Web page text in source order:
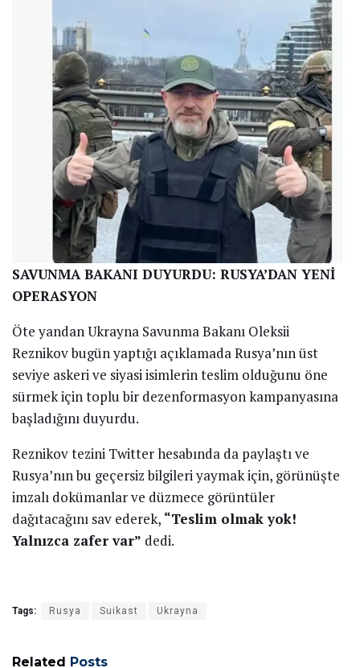
vermeyeceğiz. Burası bizim topraklarımız, gidin
buradan”dedi.
SUİKAST KAYGILARI DEVAM EDİYOR
Suikast grubu imha edilse de Ukrayna önderi
Zelenski’nin Rus güçleri tarafından öldürülebileceğine
dair dehşetler devam ediyor.
Zelenski kendi yaptığı açıklamada Kremlin’in
suikastçıları için bir numaralı maksat olduğunu
belirtse de tehlike karşısında meydan okumaya devam
etti.
SAVUNMA BAKANI DUYURDU: RUSYA’DAN YENİ